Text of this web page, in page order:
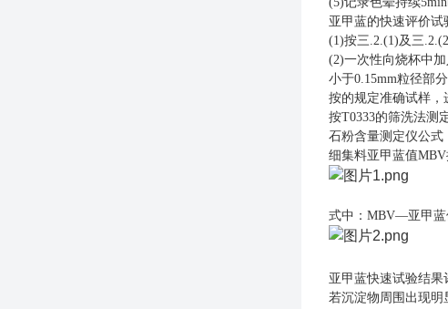
亚甲蓝的快速评价试
(1)按三.2.(1)及三
(2)一次性向烧杯中
小于0.15mm粒径部
按的规定准确试样，
按T0333的筛洗法测
石粉含量测定仪公式
细集料亚甲蓝值MBV
式中： MBV—亚甲蓝
亚甲蓝快速试验结果
若沉淀物周围出现明